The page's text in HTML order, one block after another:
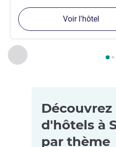
Précédent - Nos autres
Page , Nos autres
Voir l'hôtel
d'hôtels à
par thème